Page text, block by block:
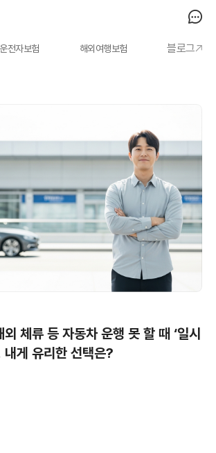
운전자보험 해외여행보험 블로그
체류 등 자동차 운행 못 할 때 ‘일시
내게 유리한 선택은?